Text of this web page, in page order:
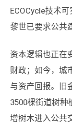
ECOCycle技术
黎世已要求公共
资本逻辑也正在
财政；如今，城
与资产回报。旧
3500棵街道树种
增树木进入公共